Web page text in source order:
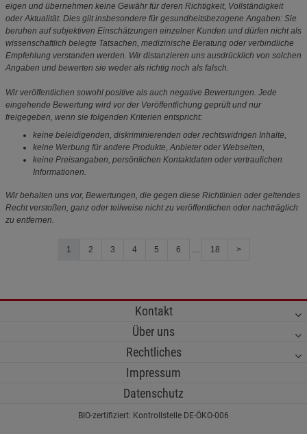
eigen und übernehmen keine Gewähr für deren Richtigkeit, Vollständigkeit
oder Aktualität. Dies gilt insbesondere für gesundheitsbezogene Angaben: Sie
beruhen auf subjektiven Einschätzungen einzelner Kunden und dürfen nicht als
wissenschaftlich belegte Tatsachen, medizinische Beratung oder verbindliche
Empfehlung verstanden werden. Wir distanzieren uns ausdrücklich von solchen
Angaben und bewerten sie weder als richtig noch als falsch.
Wir veröffentlichen sowohl positive als auch negative Bewertungen. Jede
eingehende Bewertung wird vor der Veröffentlichung geprüft und nur
freigegeben, wenn sie folgenden Kriterien entspricht:
keine beleidigenden, diskriminierenden oder rechtswidrigen Inhalte,
keine Werbung für andere Produkte, Anbieter oder Webseiten,
keine Preisangaben, persönlichen Kontaktdaten oder vertraulichen
Informationen.
Wir behalten uns vor, Bewertungen, die gegen diese Richtlinien oder geltendes
Recht verstoßen, ganz oder teilweise nicht zu veröffentlichen oder nachträglich
zu entfernen.
1 2 3 4 5 6 .... 18 >
Kontakt
Über uns
Rechtliches
Impressum
Datenschutz
BIO-zertifiziert: Kontrollstelle DE-ÖKO-006